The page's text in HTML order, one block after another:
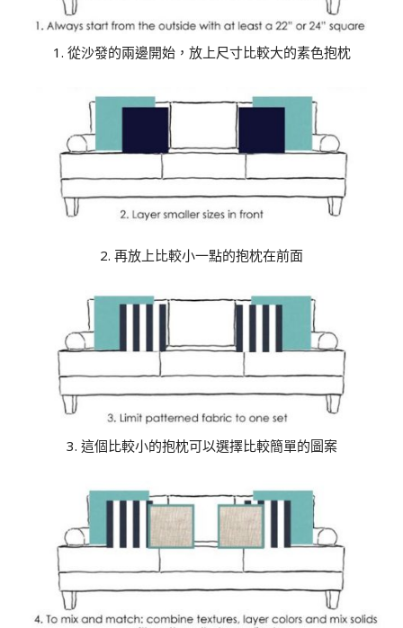
1. 從沙發的兩邊開始，放上尺寸比較大的素色抱枕
2. 再放上比較小一點的抱枕在前面
3. 這個比較小的抱枕可以選擇比較簡單的圖案